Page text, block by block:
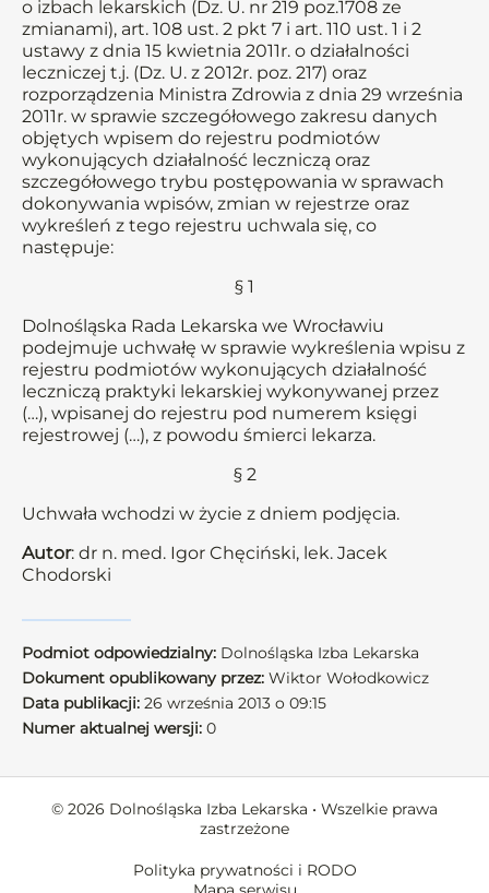
o izbach lekarskich (Dz. U. nr 219 poz.1708 ze
zmianami), art. 108 ust. 2 pkt 7 i art. 110 ust. 1 i 2
ustawy z dnia 15 kwietnia 2011r. o działalności
leczniczej t.j. (Dz. U. z 2012r. poz. 217) oraz
rozporządzenia Ministra Zdrowia z dnia 29 września
2011r. w sprawie szczegółowego zakresu danych
objętych wpisem do rejestru podmiotów
wykonujących działalność leczniczą oraz
szczegółowego trybu postępowania w sprawach
dokonywania wpisów, zmian w rejestrze oraz
wykreśleń z tego rejestru uchwala się, co
następuje:
§ 1
Dolnośląska Rada Lekarska we Wrocławiu
podejmuje uchwałę w sprawie wykreślenia wpisu z
rejestru podmiotów wykonujących działalność
leczniczą praktyki lekarskiej wykonywanej przez
(…), wpisanej do rejestru pod numerem księgi
rejestrowej (…), z powodu śmierci lekarza.
§ 2
Uchwała wchodzi w życie z dniem podjęcia.
Autor: dr n. med. Igor Chęciński, lek. Jacek
Chodorski
Podmiot odpowiedzialny: Dolnośląska Izba Lekarska
Dokument opublikowany przez: Wiktor Wołodkowicz
Data publikacji: 26 września 2013 o 09:15
Numer aktualnej wersji: 0
© 2026 Dolnośląska Izba Lekarska • Wszelkie prawa
zastrzeżone
Polityka prywatności i RODO